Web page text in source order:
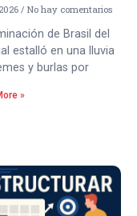
No hay comentarios
de Brasil del
estalló en una lluvia
y burlas por
»